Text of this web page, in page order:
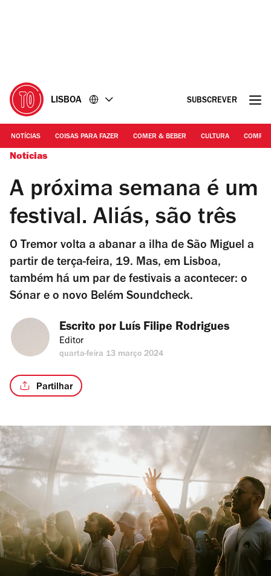
LISBOA SUBSCREVER
NOTÍCIAS COISAS PARA FAZER COMER & BEBER CULTURA
Notícias
A próxima semana é um
festival. Aliás, são três
O Tremor volta a abanar a ilha de São Miguel a
partir de terça-feira, 19. Mas, em Lisboa,
também há um par de festivais a acontecer: o
Sónar e o novo Belém Soundcheck.
Escrito por Luís Filipe Rodrigues
Editor
quarta-feira 13 março 2024
Partilhar